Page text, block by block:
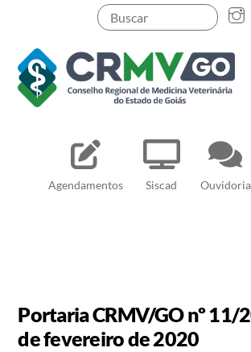
content
Agendamentos Siscad Ouvidoria
Pesquisar
Portaria CRMV/GO nº 11/
de fevereiro de 2020